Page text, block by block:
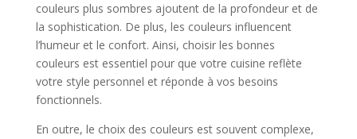
couleurs plus sombres ajoutent de la profondeur et de
la sophistication. De plus, les couleurs influencent
l’humeur et le confort. Ainsi, choisir les bonnes
couleurs est essentiel pour que votre cuisine reflète
votre style personnel et réponde à vos besoins
fonctionnels.
En outre, le choix des couleurs est souvent complexe,